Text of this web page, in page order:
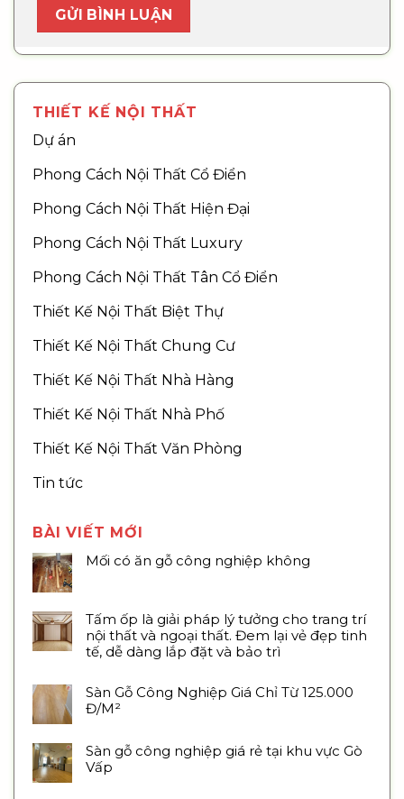
THIẾT KẾ NỘI THẤT
Dự án
Phong Cách Nội Thất Cổ Điển
Phong Cách Nội Thất Hiện Đại
Phong Cách Nội Thất Luxury
Phong Cách Nội Thất Tân Cổ Điển
Thiết Kế Nội Thất Biệt Thự
Thiết Kế Nội Thất Chung Cư
Thiết Kế Nội Thất Nhà Hàng
Thiết Kế Nội Thất Nhà Phố
Thiết Kế Nội Thất Văn Phòng
Tin tức
BÀI VIẾT MỚI
Mối có ăn gỗ công nghiệp không
Tấm ốp là giải pháp lý tưởng cho trang trí
nội thất và ngoại thất. Đem lại vẻ đẹp tinh
tế, dễ dàng lắp đặt và bảo trì
Sàn Gỗ Công Nghiệp Giá Chỉ Từ 125.000
Đ/M²
Sàn gỗ công nghiệp giá rẻ tại khu vực Gò
Vấp